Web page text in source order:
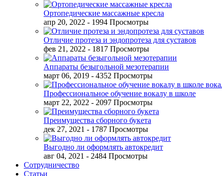
Ортопедические массажные кресла
апр 20, 2022 - 1994 Просмотры
Отличие протеза и эндопротеза для суставов
фев 21, 2022 - 1817 Просмотры
Аппараты безыгольной мезотерапии
март 06, 2019 - 4352 Просмотры
Профессиональное обучение вокалу в школе
март 22, 2022 - 2097 Просмотры
Преимущества сборного букета
дек 27, 2021 - 1787 Просмотры
Выгодно ли оформлять автокредит
авг 04, 2021 - 2484 Просмотры
Сотрудничество
Статьи